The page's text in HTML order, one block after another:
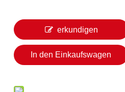
erkundigen
In den Einkaufswagen